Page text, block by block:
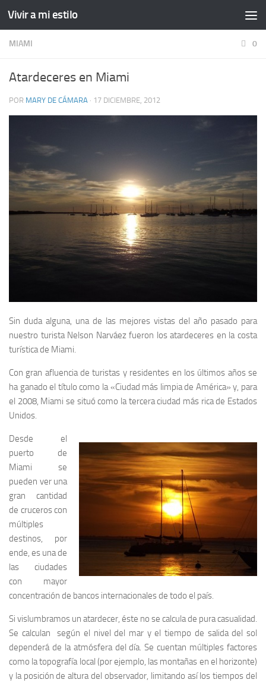
Vivir a mi estilo
MIAMI 0
Atardeceres en Miami
POR MARY DE CÁMARA · 17 DICIEMBRE, 2012
Sin duda alguna, una de las mejores vistas del año pasado para
nuestro turista Nelson Narváez fueron los atardeceres en la costa
turística de Miami.
Con gran afluencia de turistas y residentes en los últimos años se
ha ganado el título como la «Ciudad más limpia de América» y, para
el 2008, Miami se situó como la tercera ciudad más rica de Estados
Unidos.
Desde el
puerto de
Miami se
pueden ver una
gran cantidad
de cruceros con
múltiples
destinos, por
ende, es una de
las ciudades
con mayor
concentración de bancos internacionales de todo el país.
Si vislumbramos un atardecer, éste no se calcula de pura casualidad.
Se calculan según el nivel del mar y el tiempo de salida del sol
dependerá de la atmósfera del día. Se cuentan múltiples factores
como la topografía local (por ejemplo, las montañas en el horizonte)
y la posición de altura del observador, limitando así los tiempos del